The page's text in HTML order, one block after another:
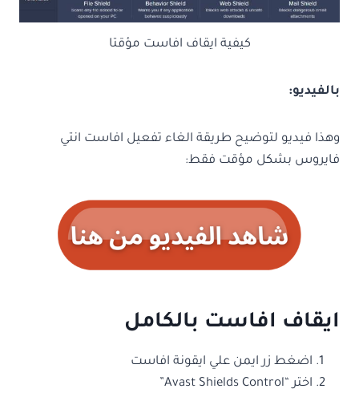
كيفية ايقاف افاست مؤقتا
بالفيديو:
وهذا فيديو لتوضيح طريقة الغاء تفعيل افاست انتي
فايروس بشكل مؤقت فقط:
ايقاف افاست بالكامل
اضغط زر ايمن علي ايقونة افاست
اختر “Avast Shields Control”